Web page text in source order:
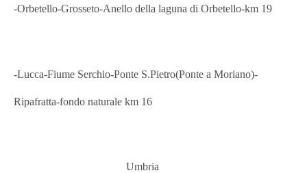
-Orbetello-Grosseto-Anello della laguna di Orbetello-km 19
-Lucca-Fiume Serchio-Ponte S.Pietro(Ponte a Moriano)-
Ripafratta-fondo naturale km 16
Umbria